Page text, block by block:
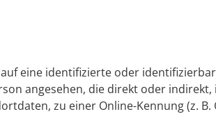
eine identifizierte oder
angesehen, die direkt oder
zu einer Online-Kennung (z.